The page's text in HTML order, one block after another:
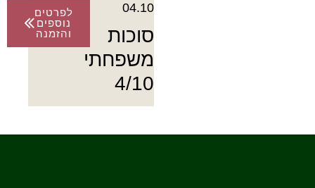
04.10
סוכות
משפחתי
4/10
לפרטים
נוספים
והזמנה